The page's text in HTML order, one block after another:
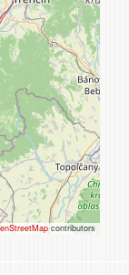
contributors